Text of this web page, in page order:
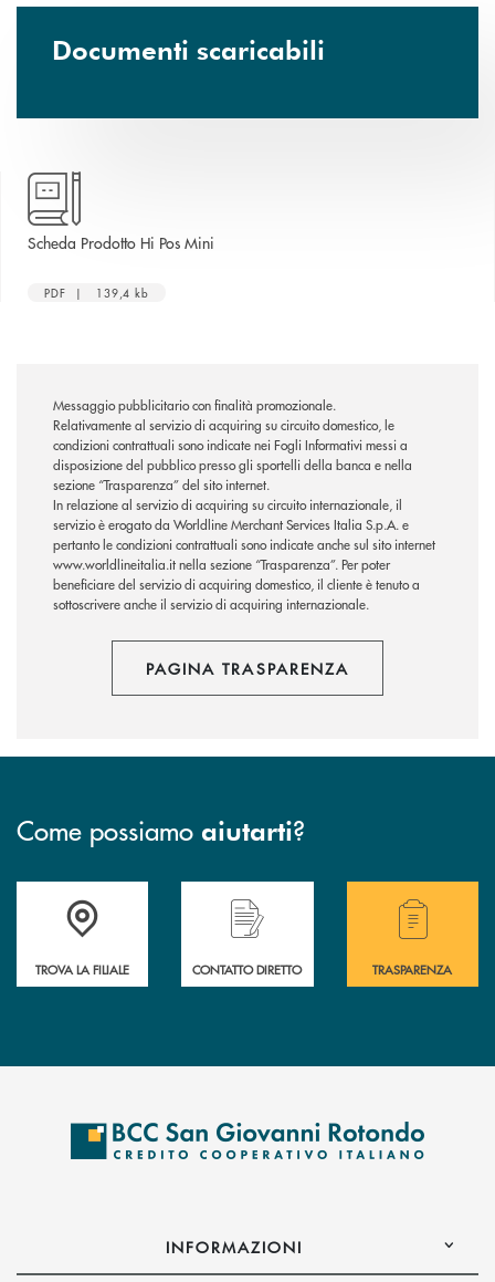
Documenti scaricabili
Scheda Prodotto Hi Pos Mini
PDF | 139,4 kb
Messaggio pubblicitario con finalità promozionale.
Relativamente al servizio di acquiring su circuito domestico, le
condizioni contrattuali sono indicate nei Fogli Informativi messi a
disposizione del pubblico presso gli sportelli della banca e nella
sezione “Trasparenza” del sito internet.
In relazione al servizio di acquiring su circuito internazionale, il
servizio è erogato da Worldline Merchant Services Italia S.p.A. e
pertanto le condizioni contrattuali sono indicate anche sul sito internet
www.worldlineitalia.it nella sezione “Trasparenza”. Per poter
beneficiare del servizio di acquiring domestico, il cliente è tenuto a
sottoscrivere anche il servizio di acquiring internazionale.
PAGINA TRASPARENZA
Come possiamo aiutarti?
Accedi all' elenco completo delle filiali della BCC San Giovanni
TROVA LA FILIALE
Hai bisogno di assistenza immediata?
CONTATTO DIRETTO
Hai bisogno di
TRASPARENZA
INFORMAZIONI